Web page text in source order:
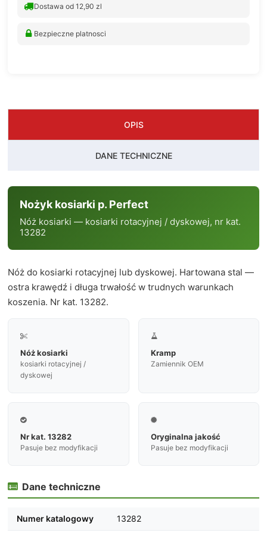
Dostawa od 12,90 zl
Bezpieczne platnosci
OPIS
DANE TECHNICZNE
Nożyk kosiarki p. Perfect
Nóż kosiarki — kosiarki rotacyjnej / dyskowej, nr kat.
13282
Nóż do kosiarki rotacyjnej lub dyskowej. Hartowana stal —
ostra krawędź i długa trwałość w trudnych warunkach
koszenia. Nr kat. 13282.

Nóż kosiarki
kosiarki rotacyjnej /
dyskowej

Kramp
Zamiennik OEM

Nr kat. 13282
Pasuje bez modyfikacji

Oryginalna jakość
Pasuje bez modyfikacji
 Dane techniczne
Numer katalogowy 13282